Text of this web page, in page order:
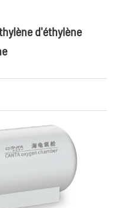
d'éthylène